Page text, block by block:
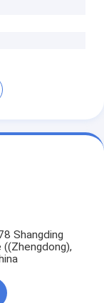
Shangding